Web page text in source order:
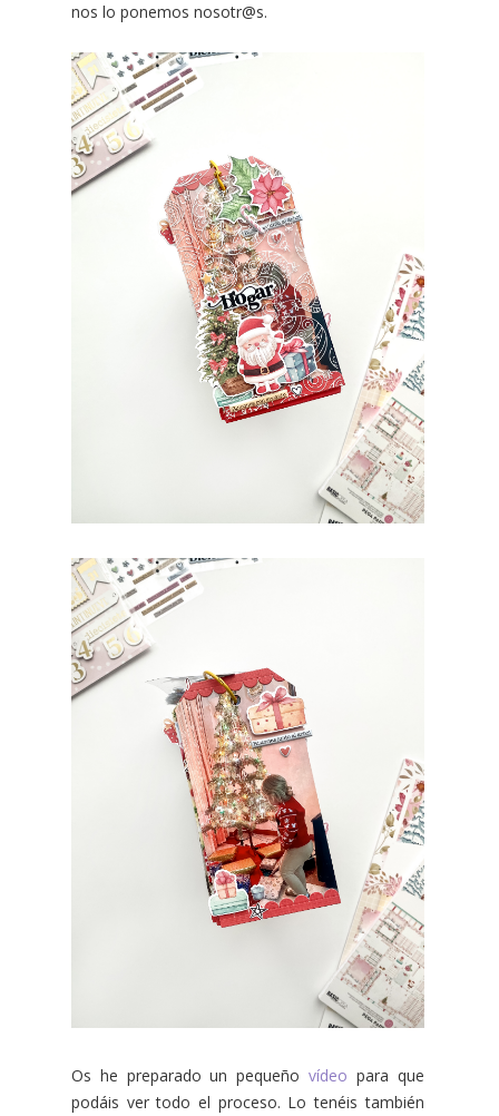
nos lo ponemos nosotr@s.
Os he preparado un pequeñovídeo para que
podáis ver todo el proceso. Lo tenéis también